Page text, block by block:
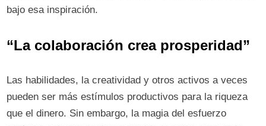
bajo esa inspiración.
“La colaboración crea prosperidad”
Las habilidades, la creatividad y otros activos a veces
pueden ser más estímulos productivos para la riqueza
que el dinero. Sin embargo, la magia del esfuerzo